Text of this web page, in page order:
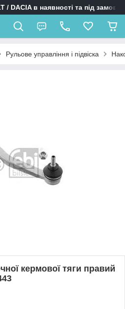
/ DACIA в наявності та під
Рульове управління і підвіска
кермової тяги правий